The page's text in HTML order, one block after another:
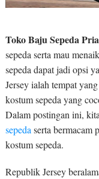
Toko Baju Sepeda Pria
sepeda serta mau
sepeda dapat jadi opsi
Jersey ialah tempat
kostum sepeda yang
Dalam postingan ini,
sepeda serta bermacam
kostum sepeda.
Republik Jersey